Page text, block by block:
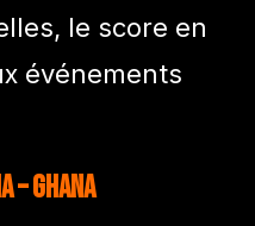
le score en
événements
Ghana